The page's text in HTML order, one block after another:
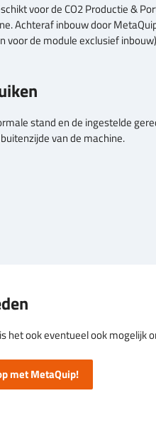
voor de CO2 Productie &
Achteraf inbouw door
voor de module exclusief
stand en de ingestelde
van de machine.
het ook eventueel ook
met MetaQuip!